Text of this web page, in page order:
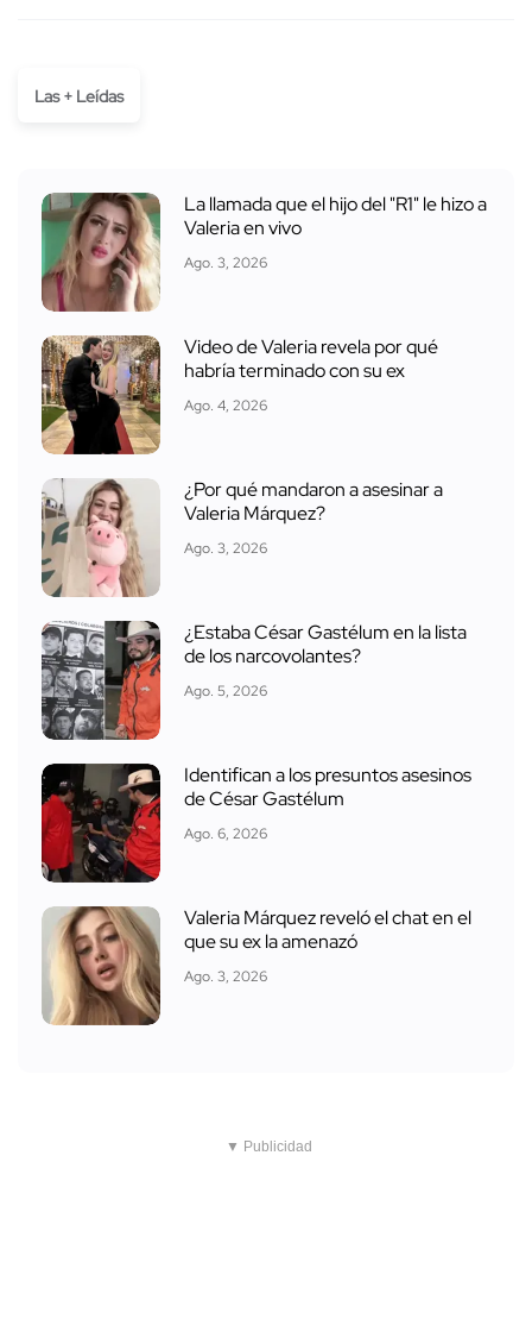
Las + Leídas
La llamada que el hijo del "R1" le hizo a
Valeria en vivo
Ago. 3, 2026
Video de Valeria revela por qué
habría terminado con su ex
Ago. 4, 2026
¿Por qué mandaron a asesinar a
Valeria Márquez?
Ago. 3, 2026
¿Estaba César Gastélum en la lista
de los narcovolantes?
Ago. 5, 2026
Identifican a los presuntos asesinos
de César Gastélum
Ago. 6, 2026
Valeria Márquez reveló el chat en el
que su ex la amenazó
Ago. 3, 2026
▼ Publicidad